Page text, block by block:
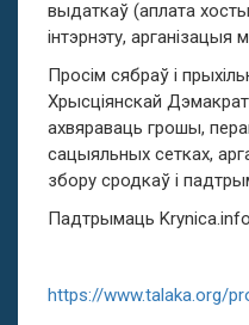
выдаткаў (аплата
інтэрнэту, арганізацыя
Просім сябраў і
Хрысціянскай
ахвяраваць грошы,
сацыяльных сетках,
збору сродкаў і
Падтрымаць Krynica.info
https://www.talaka.org/